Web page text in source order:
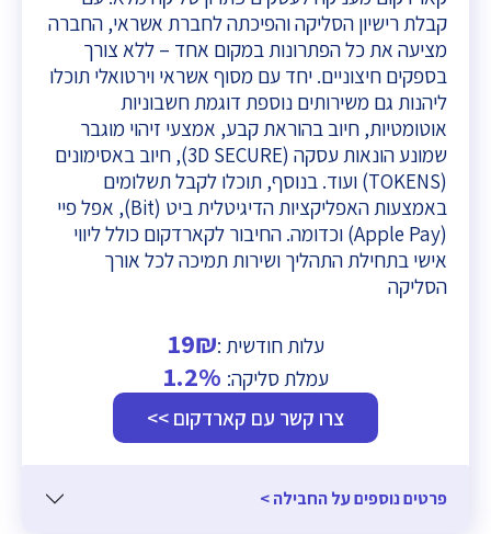
קבלת רישיון הסליקה והפיכתה לחברת אשראי, החברה
מציעה את כל הפתרונות במקום אחד – ללא צורך
בספקים חיצוניים. יחד עם מסוף אשראי וירטואלי תוכלו
ליהנות גם משירותים נוספת דוגמת חשבוניות
אוטומטיות, חיוב בהוראת קבע, אמצעי זיהוי מוגבר
שמונע הונאות עסקה (3D SECURE), חיוב באסימונים
(TOKENS) ועוד. בנוסף, תוכלו לקבל תשלומים
באמצעות האפליקציות הדיגיטלית ביט (Bit), אפל פיי
(Apple Pay) וכדומה. החיבור לקארדקום כולל ליווי
אישי בתחילת התהליך ושירות תמיכה לכל אורך
הסליקה
עלות חודשית :19₪
עמלת סליקה:1.2%
צרו קשר עם קארדקום >>
פרטים נוספים על החבילה >